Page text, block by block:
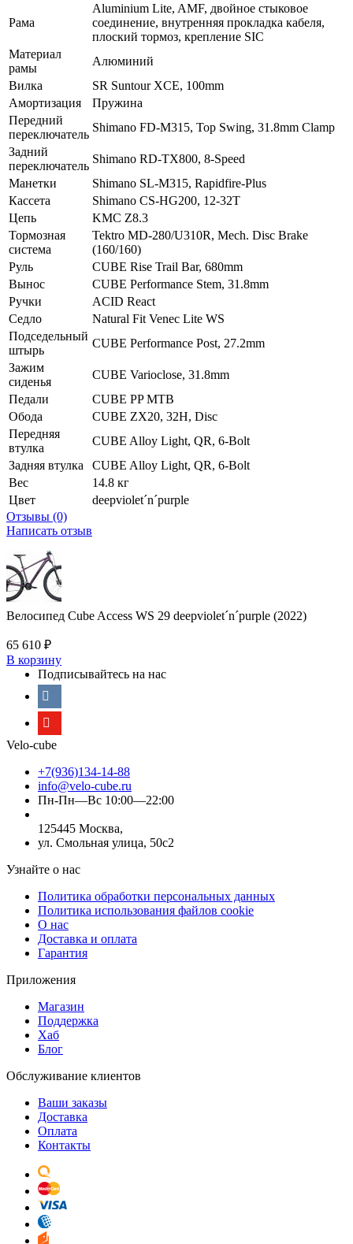
Рама
Aluminium Lite, AMF, двойное стыковое
соединение, внутренняя прокладка кабеля,
плоский тормоз, крепление SIC
Материал
рамы
Алюминий
Вилка
SR Suntour XCE, 100mm
Амортизация
Пружина
Передний
переключатель
Shimano FD-M315, Top Swing, 31.8mm Clamp
Задний
переключатель
Shimano RD-TX800, 8-Speed
Манетки
Shimano SL-M315, Rapidfire-Plus
Кассета
Shimano CS-HG200, 12-32T
Цепь
KMC Z8.3
Тормозная
система
Tektro MD-280/U310R, Mech. Disc Brake
(160/160)
Руль
CUBE Rise Trail Bar, 680mm
Вынос
CUBE Performance Stem, 31.8mm
Ручки
ACID React
Седло
Natural Fit Venec Lite WS
Подседельный
штырь
CUBE Performance Post, 27.2mm
Зажим
сиденья
CUBE Varioclose, 31.8mm
Педали
CUBE PP MTB
Обода
CUBE ZX20, 32H, Disc
Передняя
втулка
CUBE Alloy Light, QR, 6-Bolt
Задняя втулка
CUBE Alloy Light, QR, 6-Bolt
Вес
14.8 кг
Цвет
deepviolet´n´purple
Отзывы (0)
Написать отзыв
Велосипед Cube Access WS 29 deepviolet´n´purple (2022)
65 610 ₽
В корзину
Подписывайтесь на нас
Velo-cube
+7(936)134-14-88
info@velo-cube.ru
Пн-Пн—Вс 10:00—22:00
125445 Москва,
ул. Смольная улица, 50с2
Узнайте о нас
Политика обработки персональных данных
Политика использования файлов cookie
О нас
Доставка и оплата
Гарантия
Приложения
Магазин
Поддержка
Хаб
Блог
Обслуживание клиентов
Ваши заказы
Доставка
Оплата
Контакты